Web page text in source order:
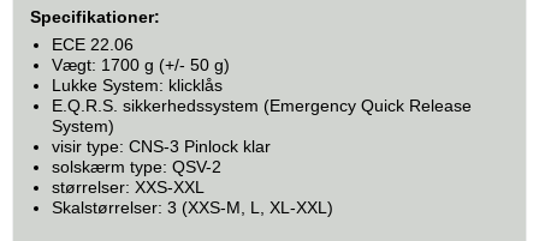
Specifikationer:
ECE 22.06
Vægt: 1700 g (+/- 50 g)
Lukke System: klicklås
E.Q.R.S. sikkerhedssystem (Emergency Quick Release
System)
visir type: CNS-3 Pinlock klar
solskærm type: QSV-2
størrelser: XXS-XXL
Skalstørrelser: 3 (XXS-M, L, XL-XXL)